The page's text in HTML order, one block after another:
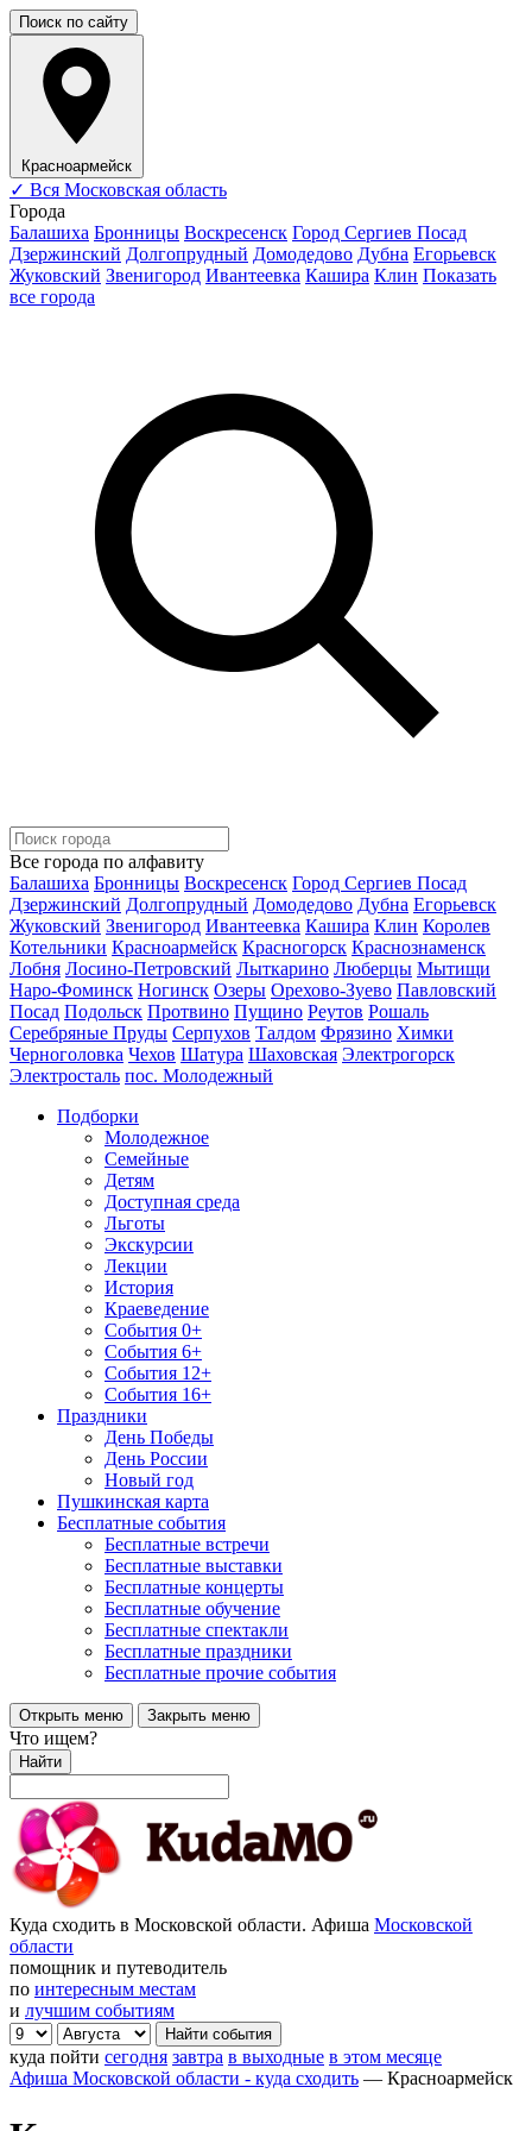
Поиск по сайту
Красноармейск
✓ Вся Московская область
Города
Балашиха Бронницы Воскресенск Город Сергиев Посад
Дзержинский Долгопрудный Домодедово Дубна Егорьевск
Жуковский Звенигород Ивантеевка Кашира Клин Показать
все города
Все города по алфавиту
Балашиха Бронницы Воскресенск Город Сергиев Посад
Дзержинский Долгопрудный Домодедово Дубна Егорьевск
Жуковский Звенигород Ивантеевка Кашира Клин Королев
Котельники Красноармейск Красногорск Краснознаменск
Лобня Лосино-Петровский Лыткарино Люберцы Мытищи
Наро-Фоминск Ногинск Озеры Орехово-Зуево Павловский
Посад Подольск Протвино Пущино Реутов Рошаль
Серебряные Пруды Серпухов Талдом Фрязино Химки
Черноголовка Чехов Шатура Шаховская Электрогорск
Электросталь пос. Молодежный
Подборки
Молодежное
Семейные
Детям
Доступная среда
Льготы
Экскурсии
Лекции
История
Краеведение
События 0+
События 6+
События 12+
События 16+
Праздники
День Победы
День России
Новый год
Пушкинская карта
Бесплатные события
Бесплатные встречи
Бесплатные выставки
Бесплатные концерты
Бесплатные обучение
Бесплатные спектакли
Бесплатные праздники
Бесплатные прочие события
Открыть меню Закрыть меню
Что ищем?
Найти
Куда сходить в Московской области. Афиша Московской
области
помощник и путеводитель
по интересным местам
и лучшим событиям
куда пойти сегодня завтра в выходные в этом месяце
Афиша Московской области - куда сходить — Красноармейск